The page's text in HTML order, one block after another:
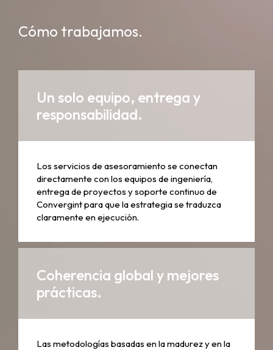
Cómo trabajamos.
Un solo equipo, entrega y
responsabilidad.
Los servicios de asesoramiento se conectan
directamente con los equipos de ingeniería,
entrega de proyectos y soporte continuo de
Convergint para que la estrategia se traduzca
claramente en ejecución.
Coherencia global y mejores
prácticas.
Las metodologías basadas en la madurez y en la